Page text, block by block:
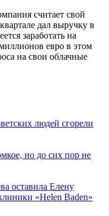
считает свой
дал выручку в
заработать на
евро в этом
на свои облачные
людей сгорели
но до сих пор не
оставила Елену
«Helen Baden»